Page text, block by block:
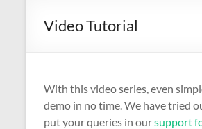
Video Tutorial
With this video series, even
demo in no time.We have tried
put your queries in oursupport